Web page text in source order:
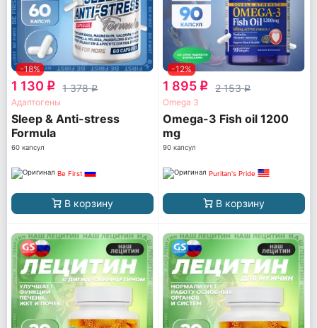
-18%
1 130 q 1 378q
Адаптогены
Sleep & Anti-stress
Formula
60 капсул
Be First
В корзину
-12%
1 895 q 2 153q
Omega 3
Omega-3 Fish oil 1200
mg
90 капсул
Puritan's Pride
В корзину